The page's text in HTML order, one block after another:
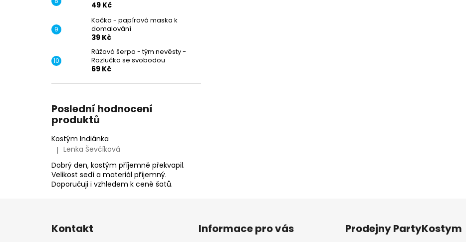
49 Kč
Kočka - papírová maska k
domalování
39 Kč
Růžová šerpa - tým nevěsty -
Rozlučka se svobodou
69 Kč
Poslední hodnocení
produktů
Kostým Indiánka
Hodnocení produktu je 5 z 5 hvězdiček.
| Lenka Ševčíková
Dobrý den, kostým příjemně překvapil.
Velikost sedí a materiál příjemný.
Doporučuji i vzhledem k ceně šatů.
Kontakt Informace pro vás Prodejny PartyKostym